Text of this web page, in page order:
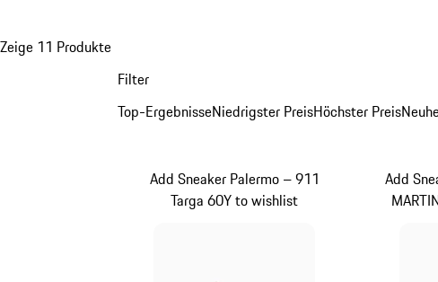
Zeige 11 Produkte
Filter
Top-ErgebnisseNiedrigster PreisHöchster Preis
Add Sneaker Palermo – 911
Targa 60Y to wishlist
Add